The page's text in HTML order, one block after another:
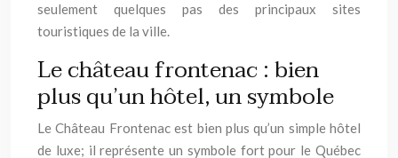
seulement quelques pas des principaux sites
touristiques de la ville.
Le château frontenac : bien
plus qu’un hôtel, un symbole
Le Château Frontenac est bien plus qu’un simple hôtel
de luxe; il représente un symbole fort pour le Québec